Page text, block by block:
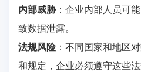
内部威胁：企业内部人员可
致数据泄露。
法规风险：不同国家和地区
和规定，企业必须遵守这些法